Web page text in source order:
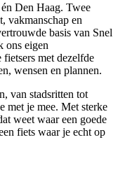
Den Haag. Twee
vakmanschap en
basis van Snel
ons eigen
met dezelfde
wensen en plannen.
van stadsritten tot
met je mee. Met sterke
weet waar een goede
fiets waar je echt op